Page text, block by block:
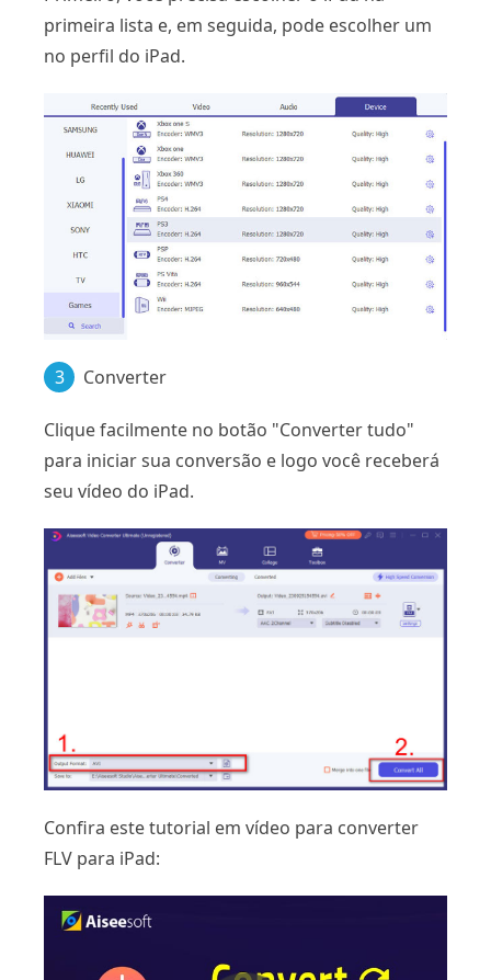
primeira lista e, em seguida, pode escolher um
no perfil do iPad.
3 Converter
Clique facilmente no botão "Converter tudo"
para iniciar sua conversão e logo você receberá
seu vídeo do iPad.
Confira este tutorial em vídeo para converter
FLV para iPad: